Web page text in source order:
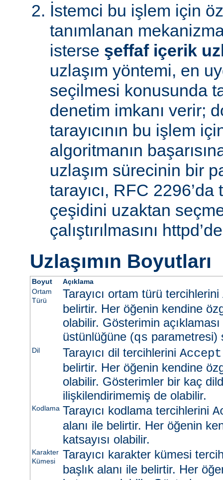
İstemci bu işlem için
tanımlanan
isterse şeffaf içerik
uzlaşım yöntemi, en
seçilmesi konusunda
denetim imkanı verir;
tarayıcının bu işlem
algoritmanın
uzlaşım sürecinin bir
tarayıcı, RFC
çeşidini uzaktan seçme
çalıştırılmasını
Uzlaşımın Boyutları
Boyut
Açıklama
Ortam
Türü
Tarayıcı ortam türü tercihlerini
belirtir. Her öğenin kendine
olabilir. Gösterimin
üstünlüğüne (qs parametresi)
Dil Tarayıcı dil tercihlerini
belirtir. Her öğenin kendine
olabilir. Gösterimler bir kaç
ilişkilendirimemiş de olabilir.
Kodlama Tarayıcı kodlama tercihlerini
alanı ile belirtir. Her öğenin
katsayısı olabilir.
Karakter
Kümesi
Tarayıcı karakter kümesi
başlık alanı ile belirtir. Her